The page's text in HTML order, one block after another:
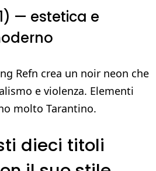
— estetica e
Refn crea un noir neon che
e violenza. Elementi
molto Tarantino.
dieci titoli